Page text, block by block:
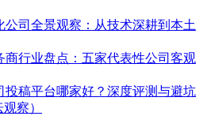
公司全景观察：从技术深耕到本土
商行业盘点：五家代表性公司客观
投稿平台哪家好？深度评测与避坑
察）